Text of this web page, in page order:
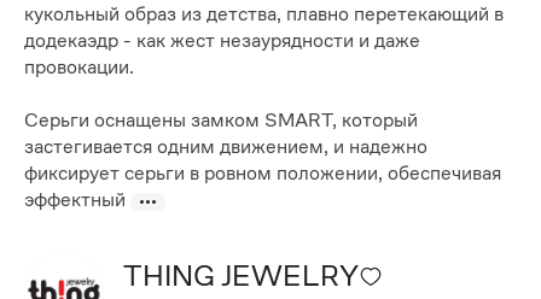
кукольный образ из детства, плавно перетекающий в
додекаэдр - как жест незаурядности и даже
провокации.
Серьги оснащены замком SMARТ, который
застегивается одним движением, и надежно
фиксирует серьги в ровном положении, обеспечивая
эффектный
THING JEWELRY